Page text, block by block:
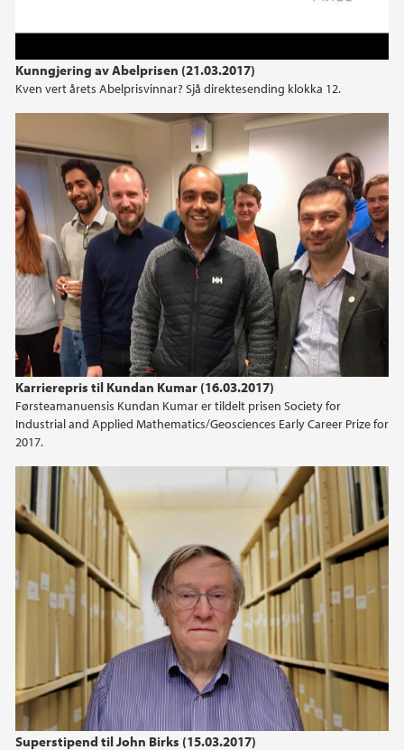
Kunngjering av Abelprisen (21.03.2017)
Kven vert årets Abelprisvinnar? Sjå direktesending klokka 12.
Karrierepris til Kundan Kumar (16.03.2017)
Førsteamanuensis Kundan Kumar er tildelt prisen Society for
Industrial and Applied Mathematics/Geosciences Early Career Prize for
2017.
Superstipend til John Birks (15.03.2017)